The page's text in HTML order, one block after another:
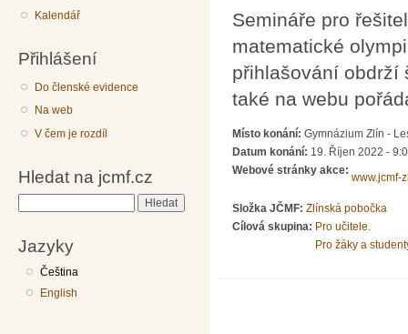
Kalendář
Přihlášení
Do členské evidence
Na web
V čem je rozdíl
Hledat na jcmf.cz
Jazyky
Čeština
English
Semináře pro
matematické
přihlašování obdrží
také na webu
Místo konání: Gymnázium Zlín -
Datum konání: 19. Říjen 2022 -
Webové stránky akce:
www.jcmf-
Složka JČMF: Zlínská pobočka
Cílová skupina: Pro učitele.
Pro žáky a